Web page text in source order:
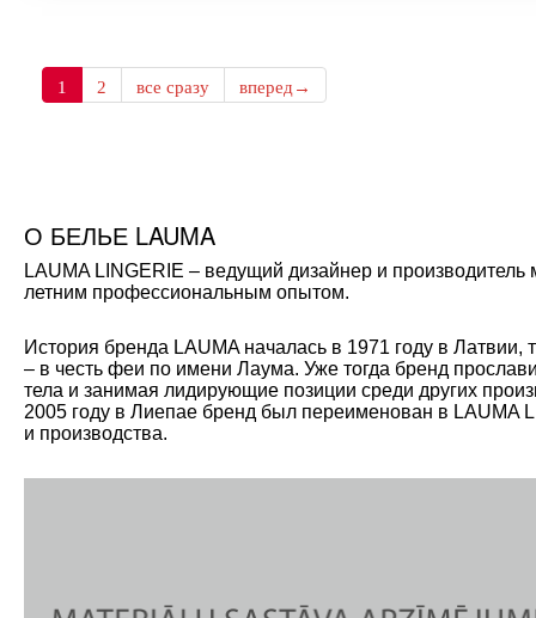
1 2 все сразу вперед→
О БЕЛЬЕ LAUMA
LAUMA LINGERIE – ведущий дизайнер и
летним профессиональным опытом.
История бренда LAUMA началась в 1971 году в
– в честь феи по имени Лаума. Уже тогда бренд
тела и занимая лидирующие позиции среди других
2005 году в Лиепае бренд был переименован в LAUMA
и производства.